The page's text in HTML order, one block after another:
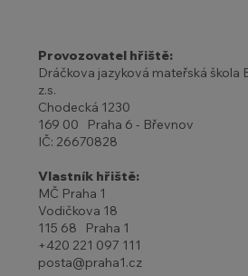
Provozovatel hřiště:
Dráčkova jazyková mateřská škola
z.s.
Chodecká 1230
169 00 Praha 6 - Břevnov
IČ: 26670828
Vlastník hřiště:
MČ Praha 1
Vodičkova 18
115 68 Praha 1
+420 221 097 111
posta@praha1.cz